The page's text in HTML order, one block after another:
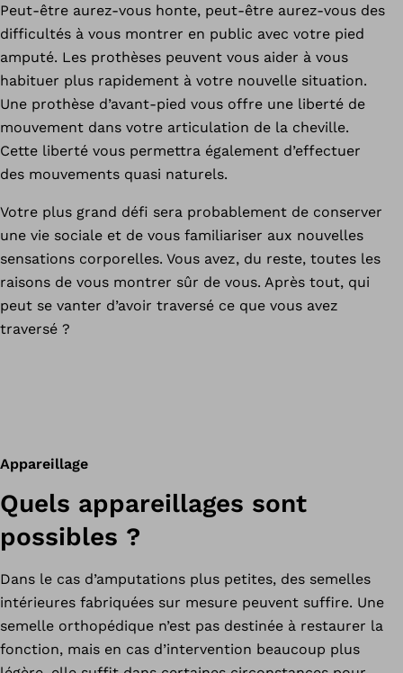
Peut-être aurez-vous honte, peut-être aurez-vous des
difficultés à vous montrer en public avec votre pied
amputé. Les prothèses peuvent vous aider à vous
habituer plus rapidement à votre nouvelle situation.
Une prothèse d’avant-pied vous offre une liberté de
mouvement dans votre articulation de la cheville.
Cette liberté vous permettra également d’effectuer
des mouvements quasi naturels.
Votre plus grand défi sera probablement de conserver
une vie sociale et de vous familiariser aux nouvelles
sensations corporelles. Vous avez, du reste, toutes les
raisons de vous montrer sûr de vous. Après tout, qui
peut se vanter d’avoir traversé ce que vous avez
traversé ?
Appareillage
Quels appareillages sont
possibles ?
Dans le cas d’amputations plus petites, des semelles
intérieures fabriquées sur mesure peuvent suffire. Une
semelle orthopédique n’est pas destinée à restaurer la
fonction, mais en cas d’intervention beaucoup plus